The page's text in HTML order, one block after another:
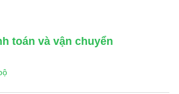
toán và vận chuyển